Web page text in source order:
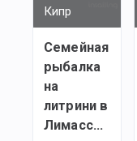
Кипр
Семейная
рыбалка
на
литрини в
Лимассоле